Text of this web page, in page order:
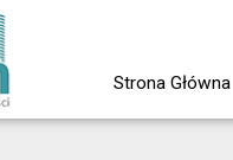
Strona Główna